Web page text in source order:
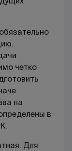
четко
на
в
Для